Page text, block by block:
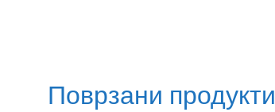
Поврзани продукти